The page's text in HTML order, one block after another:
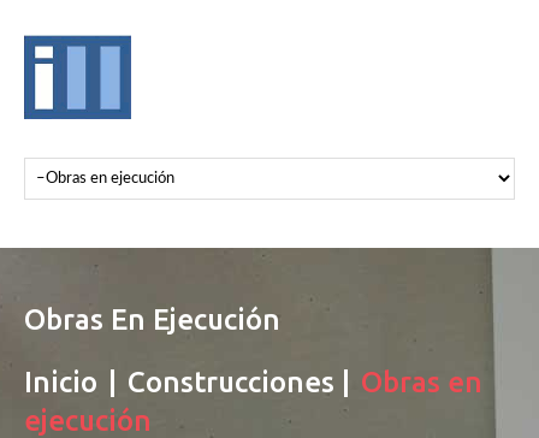
Obras En Ejecución
Inicio
Construcciones
Obras en
ejecución